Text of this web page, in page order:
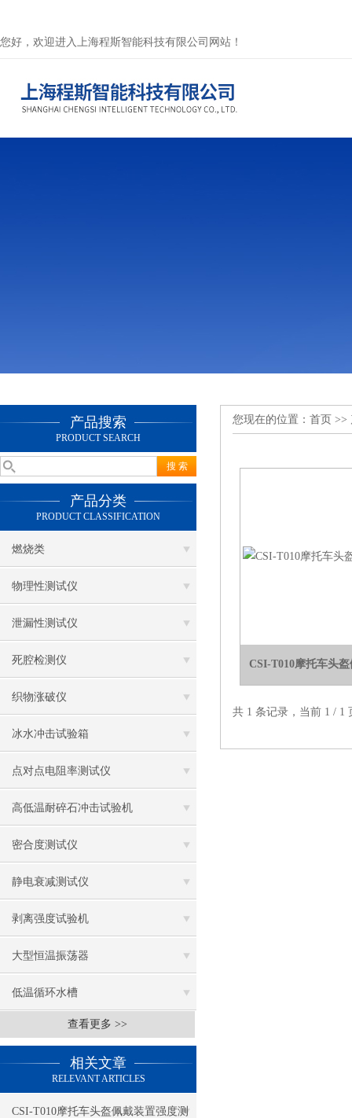
您好，欢迎进入上海程斯智能科技有限公司网站！
产品搜索
PRODUCT SEARCH
产品分类
PRODUCT CLASSIFICATION
燃烧类
物理性测试仪
泄漏性测试仪
死腔检测仪
织物涨破仪
冰水冲击试验箱
点对点电阻率测试仪
高低温耐碎石冲击试验机
密合度测试仪
静电衰减测试仪
剥离强度试验机
大型恒温振荡器
低温循环水槽
低温振荡水槽
电热鼓风干燥箱
电热恒温水槽
查看更多 >>
相关文章
RELEVANT ARTICLES
CSI-T010摩托车头盔佩戴装置强度测
您现在的位置： 首页 >>
CSI-T010摩托车头
共 1 条记录，当前 1 /